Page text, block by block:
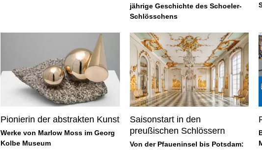
jährige Geschichte des Schoeler-
Schlösschens
Pionierin der abstrakten Kunst
Werke von Marlow Moss im Georg
Kolbe Museum
Saisonstart in den
preußischen Schlössern
Von der Pfaueninsel bis Potsdam: